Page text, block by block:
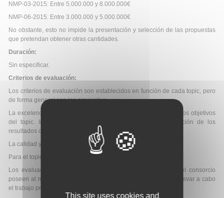
NMP-03-2015: Entre 5.000.000 y 8.000.000€
NMP-06-2015: Entre 3.000.000 y 5.000.000€
No obstante, esto no impide la presentación y selección de las propuestas
que pretendan obtener otras cantidades.
Duración:
Sin especificar.
Criterios de evaluación:
Los criterios de evaluación son establecidos en función de cada topic, pero
de forma general son los siguientes:
La excelencia, así como el nivel de innovación con relación a los objetivos
del topic. Impacto, mediante el desarrollo, difusión y utilización de los
resultados del proyecto.
La calidad y eficiencia de la implementación del proyecto.
Para el topic NMP-03-2015:
Los evaluadores deberán indicar también si los miembros del consorcio
poseen al menos las competencias mínimas necesarias para llevar a cabo
el trabajo propuesto.
This site uses cookies and